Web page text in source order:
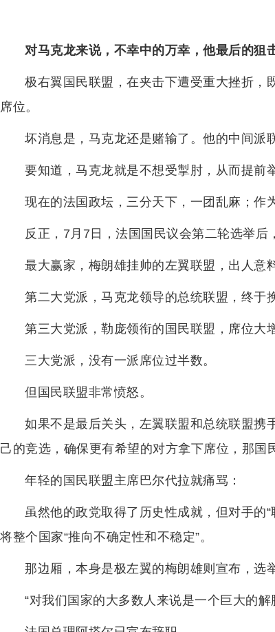
对马克龙来说，不幸中的万幸，他最后的狙
极右翼国民联盟，在夹击下遭受重大挫折，
席位。
坏消息是，马克龙还是赌输了。他的中间派
要知道，马克龙就是不想受掣肘，从而提前
现在的法国政坛，三分天下，一团乱麻；作
反正，7月7日，法国国民议会第二轮选举后
最大赢家，梅朗雄挂帅的左翼联盟，出人意
第二大党派，马克龙领导的总统联盟，终于
第三大党派，勒庞领衔的国民联盟，席位大
三大党派，没有一派席位过半数。
但国民联盟非常愤怒。
如果不是最后关头，左翼联盟和总统联盟
己的竞选，确保更有希望的对方拿下席位，那国
年轻的国民联盟主席巴尔代拉就痛骂：
虽然他的政党取得了历史性成就，但对手的
将整个国家“推向不确定性和不稳定”。
那边厢，本身是极左翼的梅朗雄则宣布，选
“对我们国家的大多数人来说是一个巨大的